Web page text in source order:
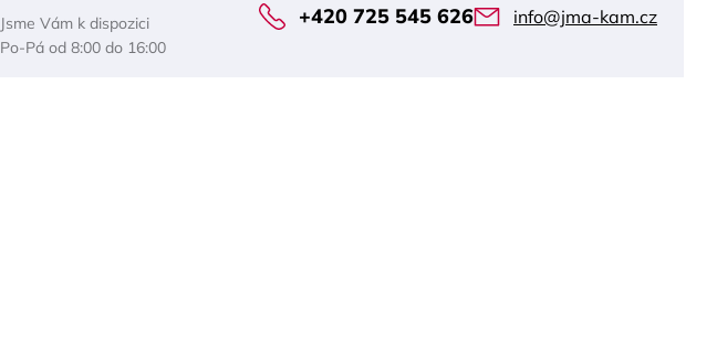
Jsme Vám k dispozici
Po-Pá od 8:00 do 16:00
+420 725 545 626 info@jma-kam.cz